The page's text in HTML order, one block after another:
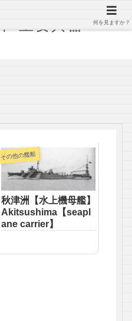
その他の艦船
秋津洲【水上機母艦】
Akitsushima【seapl
ane carrier】
何を見ますか？